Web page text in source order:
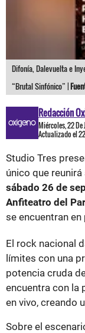
Difonía, Dalevuelta e
“Brutal Sinfónico” |
Redacción
Miércoles, 22
Actualizado el
Studio Tres
único que reunirá
sábado 26 de
Anfiteatro del
se encuentran
El rock nacional
límites con una
potencia cruda
encuentra con la
en vivo, creando
Sobre el